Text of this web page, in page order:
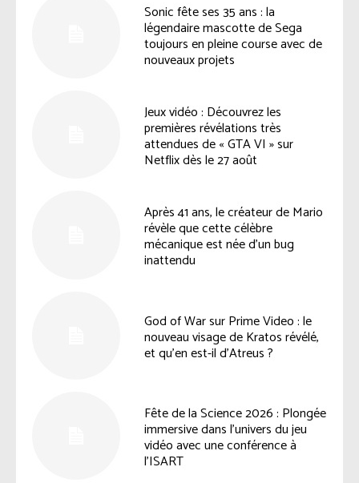
Sonic fête ses 35 ans : la
légendaire mascotte de Sega
toujours en pleine course avec de
nouveaux projets
Jeux vidéo : Découvrez les
premières révélations très
attendues de « GTA VI » sur
Netflix dès le 27 août
Après 41 ans, le créateur de Mario
révèle que cette célèbre
mécanique est née d’un bug
inattendu
God of War sur Prime Video : le
nouveau visage de Kratos révélé,
et qu’en est-il d’Atreus ?
Fête de la Science 2026 : Plongée
immersive dans l’univers du jeu
vidéo avec une conférence à
l’ISART